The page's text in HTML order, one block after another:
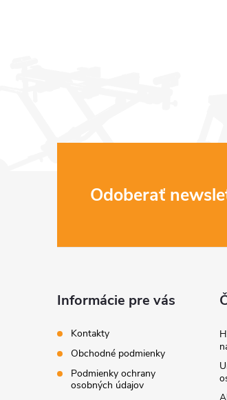
Odoberať
Informácie pre vás
Kontakty
Obchodné podmienky
Podmienky ochrany
osobných údajov